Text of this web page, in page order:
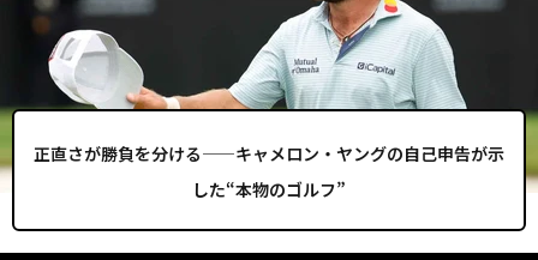
正直さが勝負を分ける——キャメロン・ヤングの自己申告が示
した“本物のゴルフ”